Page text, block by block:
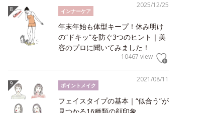
2025/12/25
インナーケア
年末年始も体型キープ！休み明け
の“ドキッ”を防ぐ3つのヒント｜美
容のプロに聞いてみました！
10467 view
2021/08/11
ポイントメイク
フェイスタイプの基本｜“似合う”が